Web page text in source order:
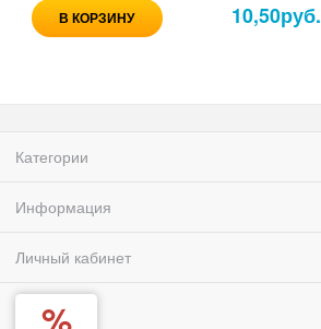
В КОРЗИНУ 10,50руб.
Категории
Информация
Личный кабинет